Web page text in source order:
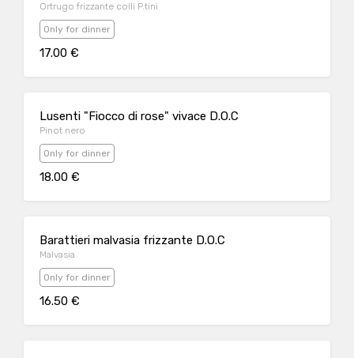
Ortrugo frizzante colli P.tini
Only for dinner
17.00 €
Lusenti "Fiocco di rose" vivace D.O.C
Pinot nero
Only for dinner
18.00 €
Barattieri malvasia frizzante D.O.C
Malvasia
Only for dinner
16.50 €